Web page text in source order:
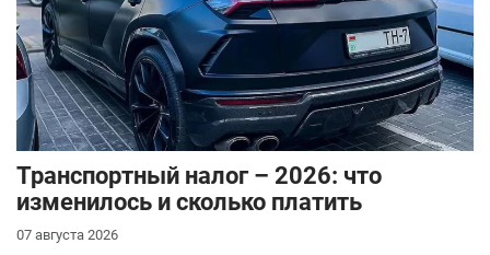
Транспортный налог – 2026: что
изменилось и сколько платить
07 августа 2026